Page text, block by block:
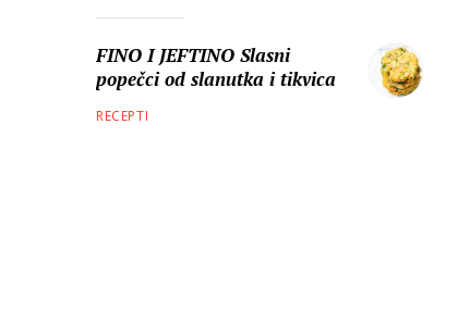
FINO I JEFTINO Slasni
popečci od slanutka i tikvica
RECEPTI